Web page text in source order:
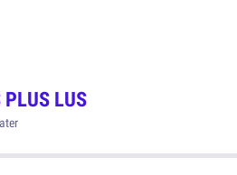
PLUS LUS